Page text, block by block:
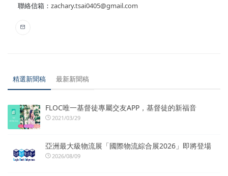
聯絡信箱： zachary.tsai0405@gmail.com
精選新聞稿 最新新聞稿
FLOC唯一基督徒專屬交友APP，基督徒的新福音
2021/03/29
亞洲最大級物流展「國際物流綜合展2026」即將登場
2026/08/09